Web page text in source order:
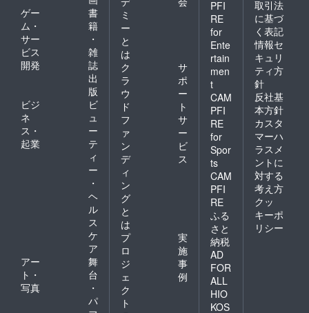
ゲー
ム・
サー
ビス
開発
書
籍
・
雑
誌
出
版
ビジ
ネ
ス・
起業
ビ
ュ
ー
テ
ィ
ー
・
ヘ
ル
ス
ケ
ア
アー
ト・
写真
舞
台
・
パ
ミ
ー
と
は
ク
ラ
ウ
ド
フ
ァ
ン
デ
ィ
ン
グ
と
は
サ
ポ
ー
ト
サ
ー
ビ
ス
プ
ロ
ジ
ェ
ク
ト
実
施
事
例
PFI
RE
for
Ente
rtain
men
t
CAM
PFI
RE
for
Spor
ts
CAM
PFI
RE
ふる
さと
納税
AD
FOR
ALL
HIO
KOS
取引法
に基づ
く表記
情報セ
キュリ
ティ方
針
反社基
本方針
カスタ
マーハ
ラスメ
ントに
対する
考え方
クッ
キーポ
リシー